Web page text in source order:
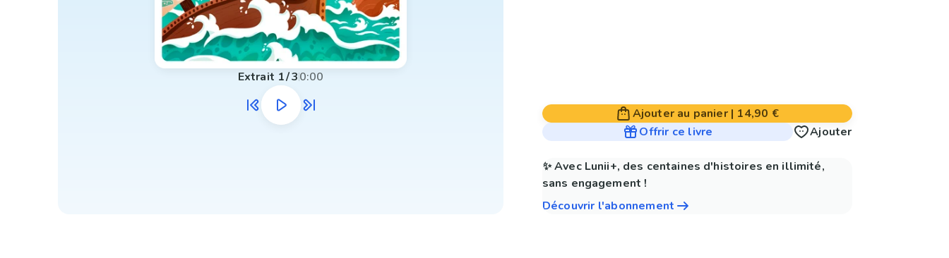
Extrait 1/30:00
Ajouter au panier| 14,90 €
Offrir ce livre
Ajouter
✨ Avec Lunii+, des centaines d'histoires en illimité,
sans engagement !
Découvrir l'abonnement